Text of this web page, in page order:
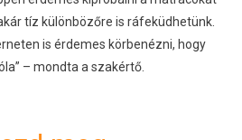
tíz különbözőre is ráfeküdhetünk.
is érdemes körbenézni, hogy
– mondta a szakértő.